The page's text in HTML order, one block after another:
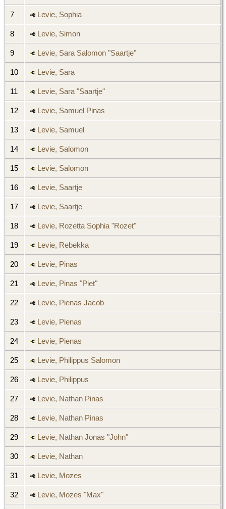
7 Levie, Sophia
8 Levie, Simon
9 Levie, Sara Salomon "Saartje"
10 Levie, Sara
11 Levie, Sara "Saartje"
12 Levie, Samuel Pinas
13 Levie, Samuel
14 Levie, Salomon
15 Levie, Salomon
16 Levie, Saartje
17 Levie, Saartje
18 Levie, Rozetta Sophia "Rozet"
19 Levie, Rebekka
20 Levie, Pinas
21 Levie, Pinas "Piet"
22 Levie, Pienas Jacob
23 Levie, Pienas
24 Levie, Pienas
25 Levie, Philippus Salomon
26 Levie, Philippus
27 Levie, Nathan Pinas
28 Levie, Nathan Pinas
29 Levie, Nathan Jonas "John"
30 Levie, Nathan
31 Levie, Mozes
32 Levie, Mozes "Max"